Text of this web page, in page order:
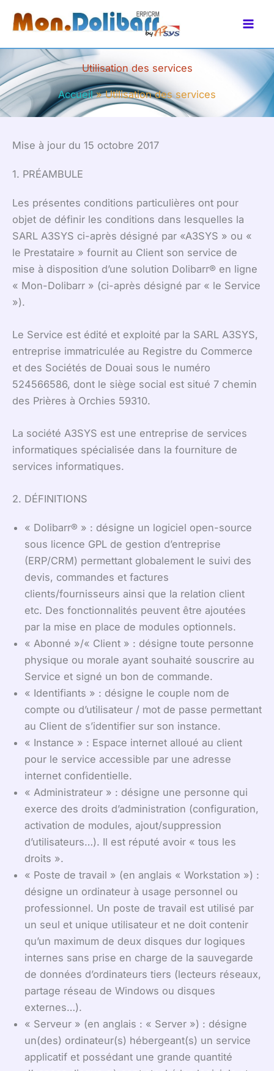
principal
Utilisation des services
Accueil Utilisation des services
Mise à jour du 15 octobre 2017
1. PRÉAMBULE
Les présentes conditions particulières ont pour
objet de définir les conditions dans lesquelles la
SARL A3SYS ci-après désigné par «A3SYS » ou «
le Prestataire » fournit au Client son service de
mise à disposition d’une solution Dolibarr® en ligne
« Mon-Dolibarr » (ci-après désigné par « le Service
»).
Le Service est édité et exploité par la SARL A3SYS,
entreprise immatriculée au Registre du Commerce
et des Sociétés de Douai sous le numéro
524566586, dont le siège social est situé 7 chemin
des Prières à Orchies 59310.
La société A3SYS est une entreprise de services
informatiques spécialisée dans la fourniture de
services informatiques.
2. DÉFINITIONS
« Dolibarr® » : désigne un logiciel open-source
sous licence GPL de gestion d’entreprise
(ERP/CRM) permettant globalement le suivi des
devis, commandes et factures
clients/fournisseurs ainsi que la relation client
etc. Des fonctionnalités peuvent être ajoutées
par la mise en place de modules optionnels.
« Abonné »/« Client » : désigne toute personne
physique ou morale ayant souhaité souscrire au
Service et signé un bon de commande.
« Identifiants » : désigne le couple nom de
compte ou d’utilisateur / mot de passe permettant
au Client de s’identifier sur son instance.
« Instance » : Espace internet alloué au client
pour le service accessible par une adresse
internet confidentielle.
« Administrateur » : désigne une personne qui
exerce des droits d’administration (configuration,
activation de modules, ajout/suppression
d’utilisateurs…). Il est réputé avoir « tous les
droits ».
« Poste de travail » (en anglais « Workstation ») :
désigne un ordinateur à usage personnel ou
professionnel. Un poste de travail est utilisé par
un seul et unique utilisateur et ne doit contenir
qu’un maximum de deux disques dur logiques
internes sans prise en charge de la sauvegarde
de données d’ordinateurs tiers (lecteurs réseaux,
partage réseau de Windows ou disques
externes…).
« Serveur » (en anglais : « Server ») : désigne
un(des) ordinateur(s) hébergeant(s) un service
applicatif et possédant une grande quantité